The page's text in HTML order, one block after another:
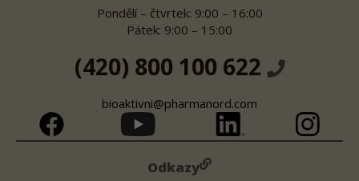
Pondělí – čtvrtek: 9:00 – 16:00
Pátek: 9:00 – 15:00
(420) 800 100 622
bioaktivni@pharmanord.com
Odkazy